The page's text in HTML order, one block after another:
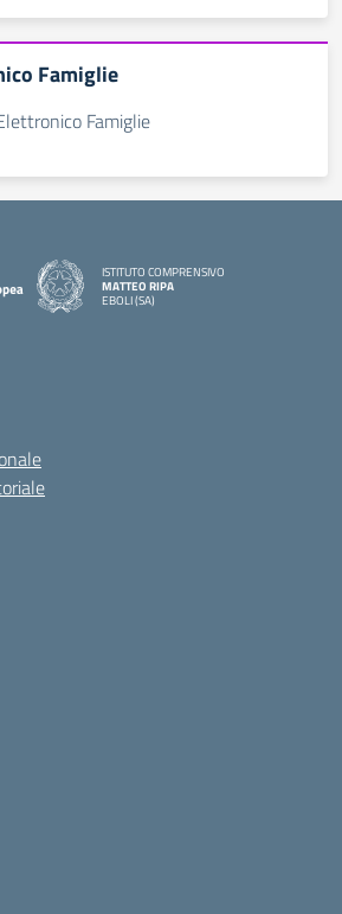
Famiglie
Famiglie
ISTITUTO COMPRENSIVO
MATTEO RIPA
EBOLI (SA)